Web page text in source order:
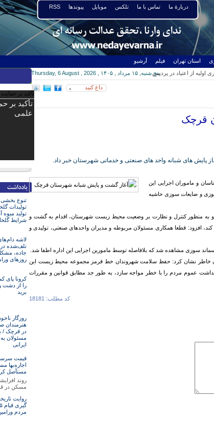
RSS پیوندها موبایل تلکس تماس با ما دربارۀ ما
استان تهران فیلم
آرشیو
پنج شنبه, ۱۵ مرداد , ۱۴۰۵ ,
Thursday, 6 August , 2026
تا سطح ملی
از اعتیاد در پردیس
قرچکالاسلام محمودی رییس شورای
هستیم
دوره مجلس
داغ کنید ۰
قرچک
های شبانه واحد های صنعتی و خدماتی شهرستان خبر داد.
و ماموران اجرایی این
و ضایعات سوزی حاشیه
و به منظور کنترل و نظارت بر وضعیت محیط زیست شهرستان، اقدام به گشت و
افزود: قطعا همکاری مسئولان مربوطه و مدیران واحدهای صنعتی، تولیدی و
سوزی مشاهده شد که بلافاصله توسط مامورین اجرایی این اداره اطفا شد.
نشان کرد: حفظ سلامت شهروندان خط قرمز مجموعه محیط زیست این
عموم مردم را با خطر مواجه سازد، به طور جد مطابق قوانین و مقررات
کد مطلب: 18181
تأکید بر
علمی
تنوع بخشی
تولیدات
تولید میوه
شرایط
لاشه
تلف‌شده
جاده،
روزهای
کرونا پای
را از دشت
برید
روزگار
هنرمند‌‌‌ان
در قرچک /
مسئولان‌
ایرانی
قیمت
اجاره‌بها
مستأصل
روند
مسکن در
روایت
مردم